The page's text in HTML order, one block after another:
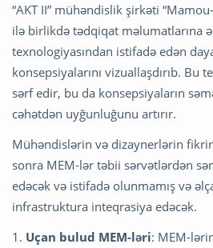
“AKT II” mühəndislik şirkəti
ilə birlikdə tədqiqat məlumatlarına
texnologiyasından istifadə edən
konsepsiyalarını vizuallaşdırıb. Bu
sərf edir, bu da konsepsiyaların
cəhətdən uyğunluğunu artırır.
Mühəndislərin və dizaynerlərin
sonra MEM-lər təbii sərvətlərdən
edəcək və istifadə olunmamış və
infrastruktura inteqrasiya edəcək.
1. Uçan bulud MEM-ləri: MEM-